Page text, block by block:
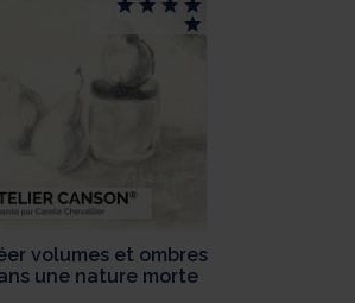
volumes et ombres
une nature morte